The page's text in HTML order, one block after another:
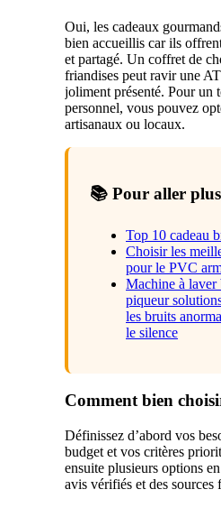
Oui, les cadeaux
bien accueillis car ils
et partagé. Un coffret de
friandises peut ravir une
joliment présenté. Pour un
personnel, vous pouvez
artisanaux ou locaux.
📚 Pour aller
Top 10 cadeau
Choisir les
pour le PVC
Machine à laver
piqueur
les bruits
le silence
Comment bien
Définissez d’abord vos
budget et vos critères
ensuite plusieurs options
avis vérifiés et des sources